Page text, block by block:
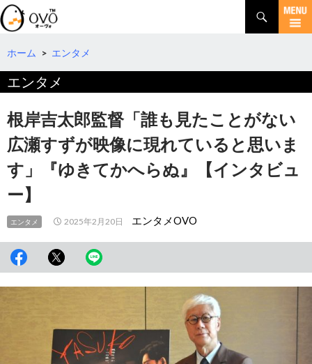
検
索
コ
テ
へ
動
ホーム > エンタメ
エンタメ
根岸吉太郎監督「誰も見たことがない
広瀬すずが映像に現れていると思いま
す」『ゆきてかへらぬ』【インタビュ
ー】
エンタメ 2025年2月20日 エンタメOVO